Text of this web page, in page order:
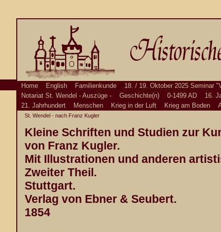
Home English Familienkunde
18. / 19. Oktober 2025 Seminar
Notariat St. Wendel - Auszüge -
Geschichte(n) 0-1499 AD
16.
21. Jahrhundert
Menschen Krieg in der Luft Krieg am Boden
St. Wendel - nach Franz Kugler
Kleine Schriften und Studien zur
von Franz Kugler.
Mit Illustrationen und anderen
Zweiter Theil.
Stuttgart.
Verlag von Ebner & Seubert.
1854